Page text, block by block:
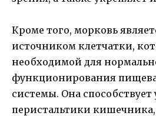
Кроме того, морковь
источником клетчатки,
необходимой для
функционирования
системы. Она
перистальтики